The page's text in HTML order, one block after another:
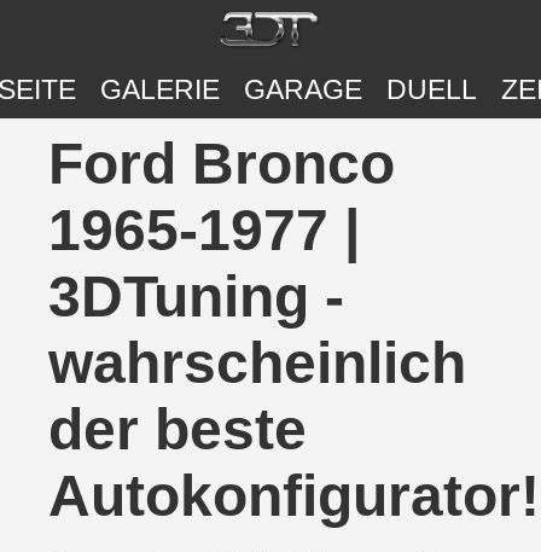
GALERIE GARAGE DUELL
Ford Bronco
1965-1977 |
3DTuning -
wahrscheinlich
der beste
Autokonfigurator!